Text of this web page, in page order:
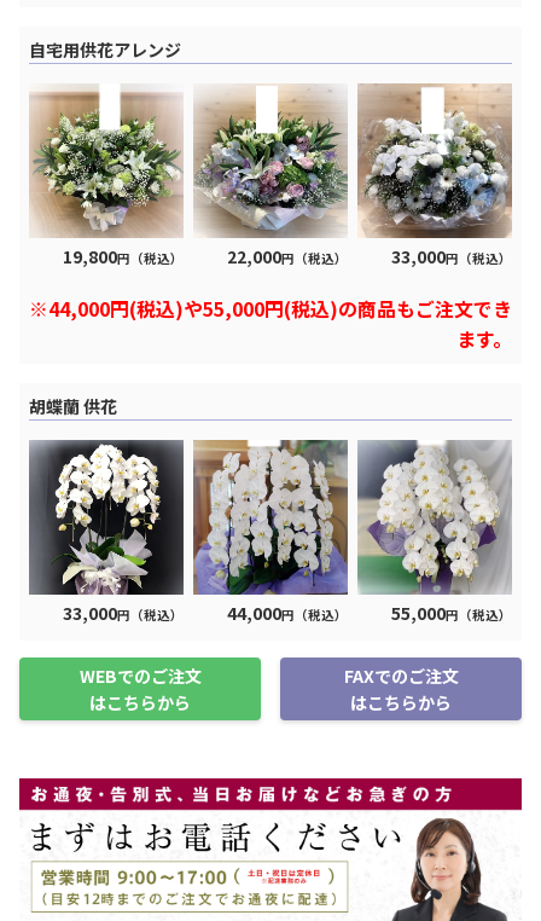
自宅用供花アレンジ
19,800円（税込） 22,000円（税込） 33,000円（税込）
※44,000円(税込)や55,000円(税込)の商品もご注文でき
ます。
胡蝶蘭 供花
33,000円（税込） 44,000円（税込） 55,000円（税込）
WEBでのご注文
はこちらから
FAXでのご注文
はこちらから